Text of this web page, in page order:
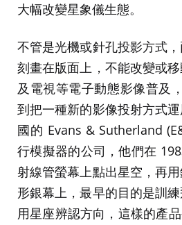
大幅改變星象儀生態。
不管是光機或針孔投影方式
刻畫在版面上，不能改變或
及電視等電子動態影像普及
到把一種新的影像投射方式
國的 Evans & Sutherland
行模擬器的公司，他們在
射線管螢幕上點出星空，再
形銀幕上，最早的目的是訓
用星座辨認方向，這樣的產